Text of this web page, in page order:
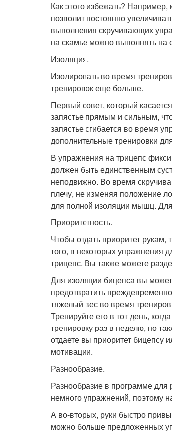
Как этого избежать? Например,
позволит постоянно
выполнения скручивающих
на скамье можно выполнять на
Изоляция.
Изолировать во время
тренировок еще больше.
Первый совет, который
запястье прямым и сильным,
запястье сгибается во время
дополнительные тренировки
В упражнения на трицепс
должен быть единственным
неподвижно. Во время
плечу, не изменяя положение
для полной изоляции мышц.
Приоритетность.
Чтобы отдать приоритет
того, в некоторых упражнения
трицепс. Вы также можете
Для изоляции бицепса вы
предотвратить
тяжелый вес во время
Тренируйте его в тот день,
тренировку раз в неделю, но
отдаете вы приоритет бицепсу
мотивации.
Разнообразие.
Разнообразие в программе
немного упражнений, поэтому
А во-вторых, руки быстро
можно больше предложенных